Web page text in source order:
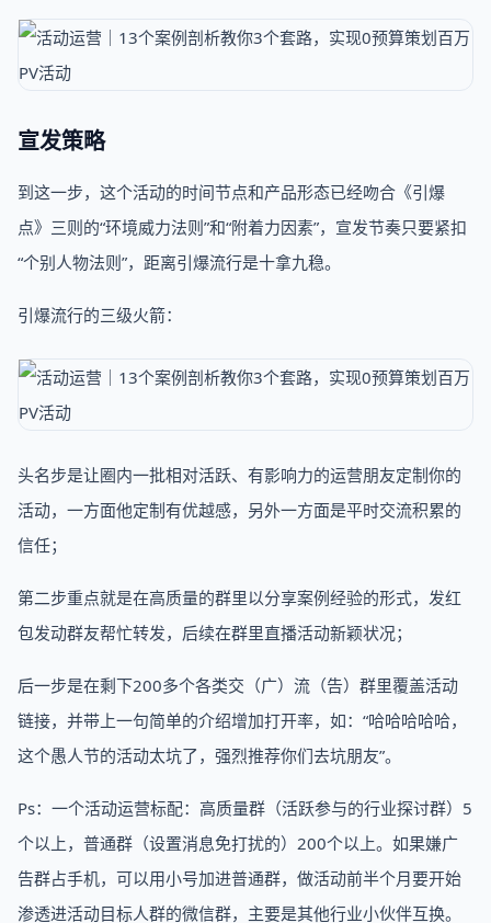
宣发策略
到这一步，这个活动的时间节点和产品形态已经吻合《引爆
点》三则的“环境威力法则”和“附着力因素”，宣发节奏只要紧扣
“个别人物法则”，距离引爆流行是十拿九稳。
引爆流行的三级火箭：
头名步是让圈内一批相对活跃、有影响力的运营朋友定制你的
活动，一方面他定制有优越感，另外一方面是平时交流积累的
信任；
第二步重点就是在高质量的群里以分享案例经验的形式，发红
包发动群友帮忙转发，后续在群里直播活动新颖状况；
后一步是在剩下200多个各类交（广）流（告）群里覆盖活动
链接，并带上一句简单的介绍增加打开率，如：“哈哈哈哈哈，
这个愚人节的活动太坑了，强烈推荐你们去坑朋友”。
Ps：一个活动运营标配：高质量群（活跃参与的行业探讨群）5
个以上，普通群（设置消息免打扰的）200个以上。如果嫌广
告群占手机，可以用小号加进普通群，做活动前半个月要开始
渗透进活动目标人群的微信群，主要是其他行业小伙伴互换。